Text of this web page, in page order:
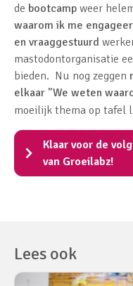
de bootcamp weer
waarom ik me engageer
en vraaggestuurd
mastodontorganisatie
bieden. Nu nog zeggen
elkaar "We weten
moeilijk thema op tafel
Klaar voor de
van Groeilabz!
Lees ook